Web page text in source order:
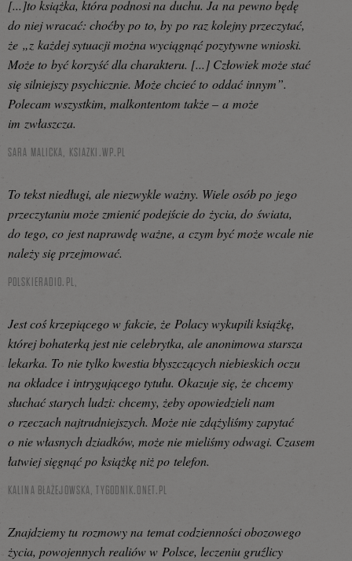
[...]to książka, która podnosi na duchu. Ja na pewno będę
do niej wracać: choćby po to, by po raz kolejny przeczytać,
że „z każdej sytuacji można wyciągnąć pozytywne wnioski.
Może to być korzyść dla charakteru. [...] Człowiek może stać
się silniejszy psychicznie. Może chcieć to oddać innym”.
Polecam wszystkim, malkontentom także – a może
im zwłaszcza.
SARA MALICKA, KSIAZKI.WP.PL
To tekst niedługi, ale niezwykle ważny. Wiele osób po jego
przeczytaniu może zmienić podejście do życia, do świata,
do tego, co jest naprawdę ważne, a czym być może wcale nie
należy się przejmować.
POLSKIERADIO.PL,
Jest coś krzepiącego w fakcie, że Polacy wykupili książkę,
której bohaterką jest nie celebrytka, ale anonimowa starsza
lekarka. To nie tylko kwestia błyszczących niebieskich oczu
na okładce i intrygującego tytułu. Okazuje się, że chcemy
słuchać starych ludzi: chcemy, żeby opowiedzieli nam
o rzeczach najtrudniejszych. Może nie zdążyliśmy zapytać
o nie własnych dziadków, może nie mieliśmy odwagi. Czasem
łatwiej sięgnąć po książkę niż po telefon.
KALINA BŁAŻEJOWSKA,TYGODNIK.ONET.PL
Znajdziemy tu rozmowy na temat codzienności obozowego
życia, powojennych realiów w Polsce, leczeniu gruźlicy